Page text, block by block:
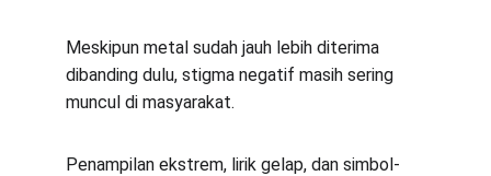
Meskipun metal sudah jauh lebih diterima
dibanding dulu, stigma negatif masih sering
muncul di masyarakat.
Penampilan ekstrem, lirik gelap, dan simbol-